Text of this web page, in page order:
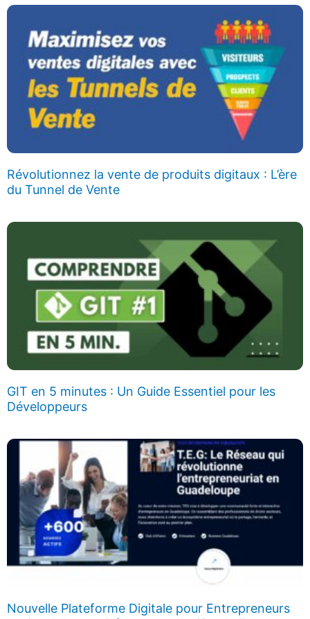
Révolutionnez la vente de produits digitaux : L’ère
du Tunnel de Vente
GIT en 5 minutes : Un Guide Essentiel pour les
Développeurs
Nouvelle Plateforme Digitale pour Entrepreneurs